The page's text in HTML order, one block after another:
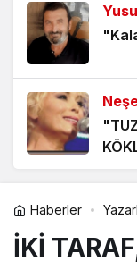
DİZİ DİZİ
1 yıl önce
BİŞİ OLMAZ ABİ
2 yıl önce
Haberler
İKİ